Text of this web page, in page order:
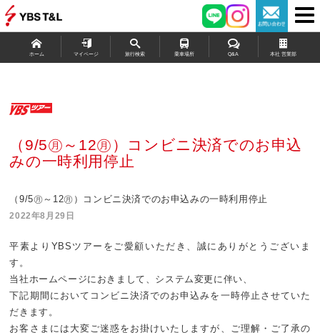
ホーム マイページ 旅行検索 乗車場所 Q&A 本社 営業部
（9/5㊊～12㊊）コンビニ決済でのお申込
みの一時利用停止
（9/5㊊～12㊊）コンビニ決済でのお申込みの一時利用停止
2022年8月29日
平素よりYBSツアーをご愛顧いただき、誠にありがとうございま
す。
当社ホームページにおきまして、システム変更に伴い、
下記期間においてコンビニ決済でのお申込みを一時停止させていた
だきます。
お客さまには大変ご迷惑をお掛けいたしますが、ご理解・ご了承の